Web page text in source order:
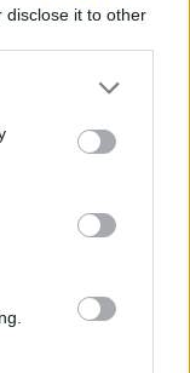
disclose it to other